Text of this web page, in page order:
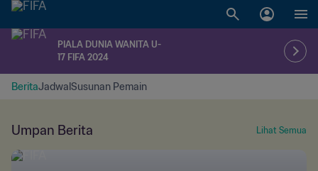
PIALA DUNIA WANITA U-
17 FIFA 2024
BeritaJadwalSusunan Pemain
Umpan Berita Lihat Semua